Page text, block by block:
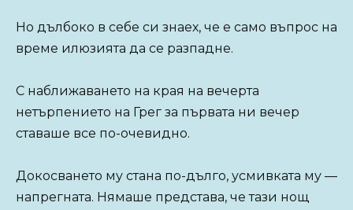
Но дълбоко в себе си знаех, че е само въпрос на
време илюзията да се разпадне.
С наближаването на края на вечерта
нетърпението на Грег за първата ни вечер
ставаше все по-очевидно.
Докосването му стана по-дълго, усмивката му —
напрегната. Нямаше представа, че тази нощ